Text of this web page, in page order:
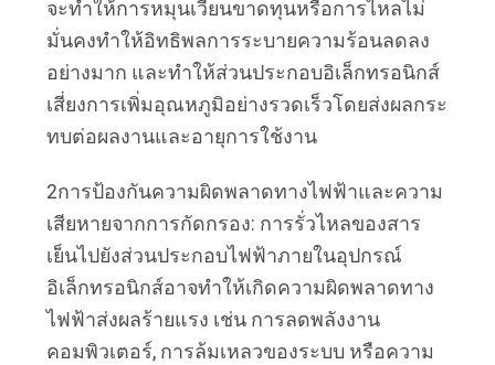
PRIVACY
POLICY
จะทําให้การหมุนเวียนขาดทุนหรือการไหลไม่
มั่นคงทําให้อิทธิพลการระบายความร้อนลดลง
อย่างมาก และทําให้ส่วนประกอบอิเล็กทรอนิกส์
เสี่ยงการเพิ่มอุณหภูมิอย่างรวดเร็วโดยส่งผลกระ
ทบต่อผลงานและอายุการใช้งาน
2การป้องกันความผิดพลาดทางไฟฟ้าและความ
เสียหายจากการกัดกรอง: การรั่วไหลของสาร
เย็นไปยังส่วนประกอบไฟฟ้าภายในอุปกรณ์
อิเล็กทรอนิกส์อาจทําให้เกิดความผิดพลาดทาง
ไฟฟ้าส่งผลร้ายแรง เช่น การลดพลังงาน
คอมพิวเตอร์, การล้มเหลวของระบบ หรือความ